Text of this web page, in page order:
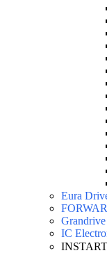
Eura
Grandrive
IC
INSTART